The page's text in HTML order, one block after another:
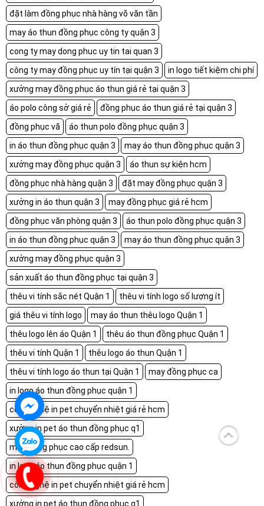
đặt làm đồng phục nhà hàng võ văn tần
may áo thun đồng phục công ty quận 3
cong ty may dong phuc uy tin tai quan 3
công ty may đồng phục uy tín tại quận 3
in logo tiết kiệm chi phí
xưởng may đồng phục áo thun giá rẻ tại quận 3
áo polo công sở giá rẻ
đồng phục áo thun giá rẻ tại quận 3
đồng phục vă
áo thun polo đồng phục quận 3
in áo thun đồng phục quận 3
may áo thun đồng phục quận 3
xưởng may đồng phục quận 3
áo thun sự kiện hcm
đồng phục nhà hàng quận 3
đặt may đồng phục quận 3
xưởng in áo thun quận 3
may đồng phục giá rẻ hcm
đồng phục văn phòng quận 3
áo thun polo đồng phục quận 3
in áo thun đồng phục quận 3
may áo thun đồng phục quận 3
xưởng may đồng phục quận 3
sản xuất áo thun đồng phục tại quận 3
thêu vi tính sắc nét Quận 1
thêu vi tính logo số lượng ít
giá thêu vi tính logo
may áo thun thêu logo Quận 1
thêu logo lên áo Quận 1
thêu áo thun đồng phục Quận 1
thêu vi tính Quận 1
thêu logo áo thun Quận 1
thêu vi tính logo áo thun tại Quận 1
may đồng phục ca
in logo áo thun đồng phục quận 1
công nghệ in pet chuyển nhiệt giá rẻ hcm
xưởng in pet áo thun đồng phục q1
may đồng phục cao cấp redsun.
in logo áo thun đồng phục quận 1
công nghệ in pet chuyển nhiệt giá rẻ hcm
xưởng in pet áo thun đồng phục q1